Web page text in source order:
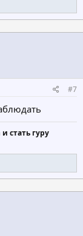
#7
стать гуру